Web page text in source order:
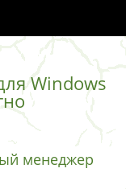
Windows
менеджер